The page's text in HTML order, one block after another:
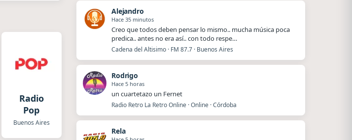
Radio
Pop
Buenos Aires
Alejandro
Hace 35 minutos
Creo que todos deben pensar lo mismo.. mucha música poca
predica.. antes no era así.. con todo respe…
Cadena del Altisimo · FM 87.7 · Buenos Aires
Rodrigo
Hace 5 horas
un cuartetazo un Fernet
Radio Retro La Retro Online · Online · Córdoba
Rela